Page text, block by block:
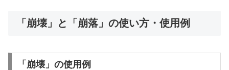
「崩壊」と「崩落」の使い方・使用例
「崩壊」の使用例